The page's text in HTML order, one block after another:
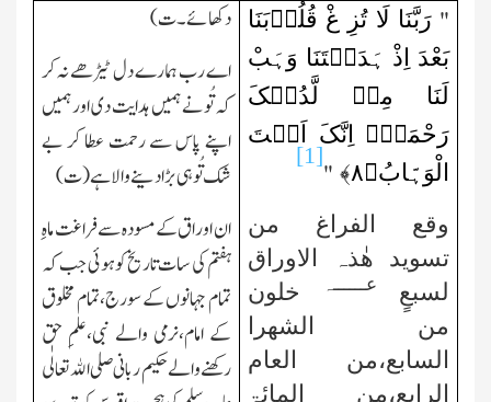
" رَبَّنَا لَا تُزِ غْ قُلُوۡبَنَا
بَعْدَ اِذْ ہَدَیۡتَنَا وَہَبْ
لَنَا مِنۡ لَّدُنۡکَ
رَحْمَۃًۚ اِنَّکَ اَنۡتَ
الْوَہَّابُ﴿۸﴾ "
[1]
وقع الفراغ من
تسوید ھٰذہ الاوراق
لسبعٍ
عــــــہ
خلون
من الشھرا
السابع،من العام
الرابع،من المائۃ
دکھائے۔ت)
اے رب ہمارے دل ٹیڑھے نہ کر
کہ تُو نے ہمیں ہدایت دی اور ہمیں
اپنے پاس سے رحمت عطا کر بے
شك تُو ہی بڑا دینے والا ہے(ت)
ان اوراق کے مسودہ سے فراغت ماہِ
ہفتم کی سات تاریخ کو ہوئی جب کہ
تمام جہانوں کے سورج،تمام مخلوق
کے امام،نرمی والے نبی،علمِ حق
رکھنے والے حکیم ربانی صلی اﷲ تعالٰی